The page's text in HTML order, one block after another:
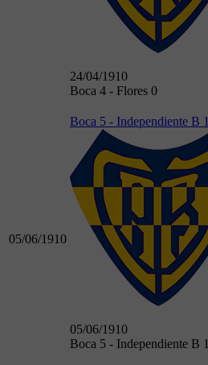
24/04/1910
Boca 4 - Flores 0
05/06/1910
Boca 5 - Independiente B 1
05/06/1910
Boca 5 - Independiente B 1